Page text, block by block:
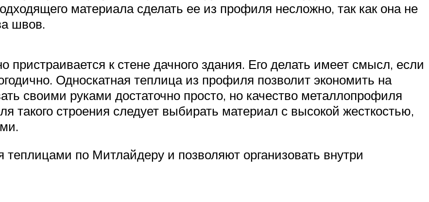
материала сделать ее из профиля несложно, так как она не
швов.
к стене дачного здания. Его делать имеет смысл, если
Односкатная теплица из профиля позволит экономить на
своими руками достаточно просто, но качество металлопрофиля
такого строения следует выбирать материал с высокой жесткостью,
по Митлайдеру и позволяют организовать внутри